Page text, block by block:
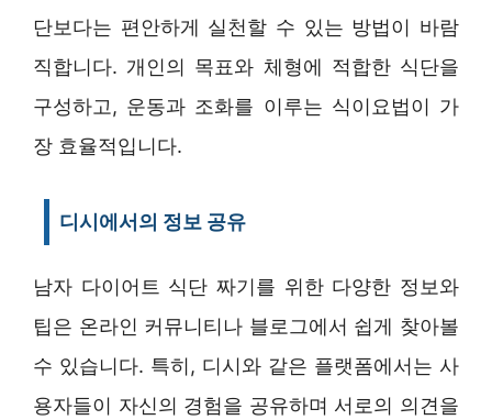
단보다는 편안하게 실천할 수 있는 방법이 바람
직합니다. 개인의 목표와 체형에 적합한 식단을
구성하고, 운동과 조화를 이루는 식이요법이 가
장 효율적입니다.
디시에서의 정보 공유
남자 다이어트 식단 짜기를 위한 다양한 정보와
팁은 온라인 커뮤니티나 블로그에서 쉽게 찾아볼
수 있습니다. 특히, 디시와 같은 플랫폼에서는 사
용자들이 자신의 경험을 공유하며 서로의 의견을